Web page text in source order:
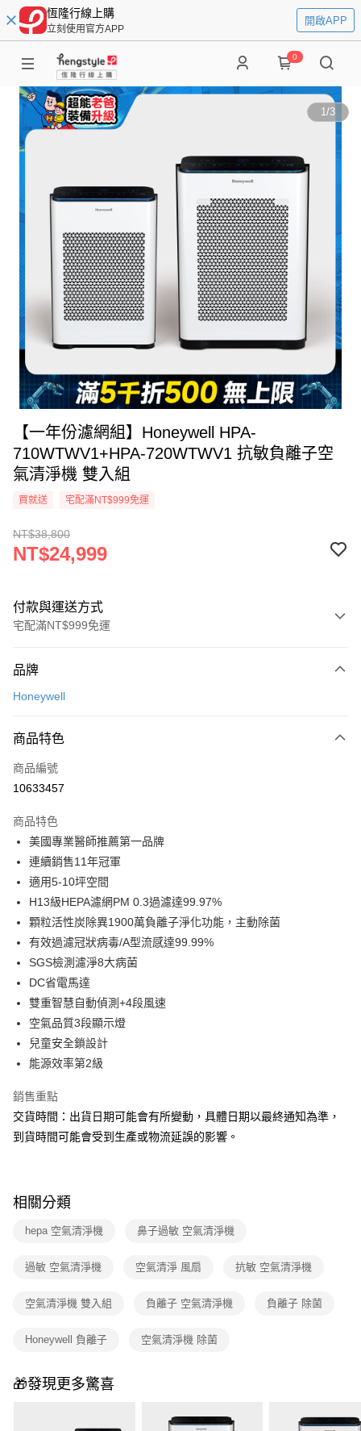
恆隆行線上購
立刻使用官方APP
開啟APP
0
1/3
【一年份濾網組】Honeywell HPA-
710WTWV1+HPA-720WTWV1 抗敏負離子空
氣清淨機 雙入組
買就送 宅配滿NT$999免運
NT$38,800
NT$24,999
付款與運送方式
宅配滿NT$999免運
信用卡一次付款
3 期 0 利率 每期
合作金庫商業銀行
上海商業儲蓄銀行
臺灣中小企業銀行
匯豐（台灣）商業銀行
聯邦商業銀行
元大商業銀行
玉山商業銀行
星展（台灣）商業銀行
台灣樂天信用卡公司
合作金庫商業銀行
上海商業儲蓄銀行
國泰世華商業銀行
匯豐（台灣）商業銀行
聯邦商業銀行
元大商業銀行
永豐商業銀行
玉山商業銀行
星展（台灣）商業銀行
台新國際商業銀行
中國信託商業銀行
即享券
LINE Pay
Apple Pay
街口支付
Google Pay
ATM付款
運送方式
宅配
每筆NT$100，滿NT$999(含以上)免運費
品牌
Honeywell
商品特色
商品編號
10633457
商品特色
美國專業醫師推薦第一品牌
連續銷售11年冠軍
適用5-10坪空間
H13級HEPA濾網PM 0.3過濾達99.97%
顆粒活性炭除異1900萬負離子淨化功能，主動除菌
有效過濾冠狀病毒/A型流感達99.99%
SGS檢測濾淨8大病菌
DC省電馬達
雙重智慧自動偵測+4段風速
空氣品質3段顯示燈
兒童安全鎖設計
能源效率第2級
銷售重點
交貨時間：出貨日期可能會有所變動，具體日期以最終通知為準，
到貨時間可能會受到生產或物流延誤的影響。
相關分類
hepa 空氣清淨機 鼻子過敏 空氣清淨機
過敏 空氣清淨機 空氣清淨 風扇 抗敏 空氣清淨機
空氣清淨機 雙入組 負離子 空氣清淨機 負離子 除菌
Honeywell 負離子 空氣清淨機 除菌
🎁發現更多驚喜